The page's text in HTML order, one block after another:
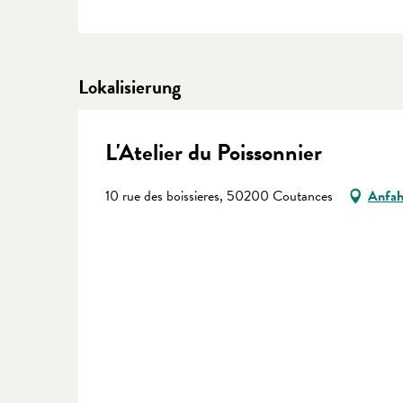
Lokalisierung
L'Atelier du Poissonnier
10 rue des boissieres, 50200 Coutances